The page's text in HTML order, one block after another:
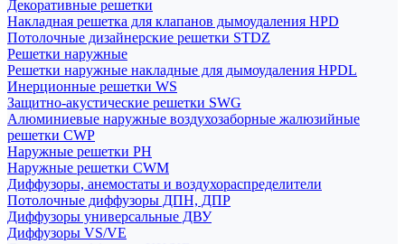
Декоративные решетки
Накладная решетка для клапанов дымоудаления HPD
Потолочные дизайнерские решетки STDZ
Решетки наружные
Решетки наружные накладные для дымоудаления HPDL
Инерционные решетки WS
Защитно-акустические решетки SWG
Алюминиевые наружные воздухозаборные жалюзийные
решетки CWP
Наружные решетки РН
Наружные решетки CWM
Диффузоры, анемостаты и воздухораспределители
Потолочные диффузоры ДПН, ДПР
Диффузоры универсальные ДВУ
Диффузоры VS/VE